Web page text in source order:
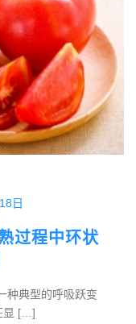
日
过程中环状
种典型的呼吸跃变
显 […]